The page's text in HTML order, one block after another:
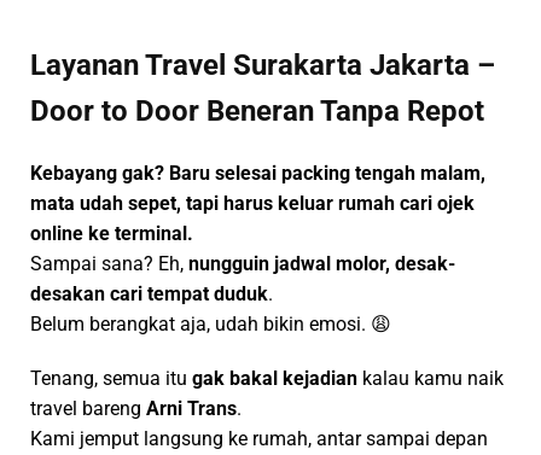
Layanan Travel Surakarta Jakarta –
Door to Door Beneran Tanpa Repot
Kebayang gak? Baru selesai packing tengah malam,
mata udah sepet, tapi harus keluar rumah cari ojek
online ke terminal.
Sampai sana? Eh, nungguin jadwal molor, desak-
desakan cari tempat duduk.
Belum berangkat aja, udah bikin emosi. 😩
Tenang, semua itu gak bakal kejadian kalau kamu naik
travel bareng Arni Trans.
Kami jemput langsung ke rumah, antar sampai depan